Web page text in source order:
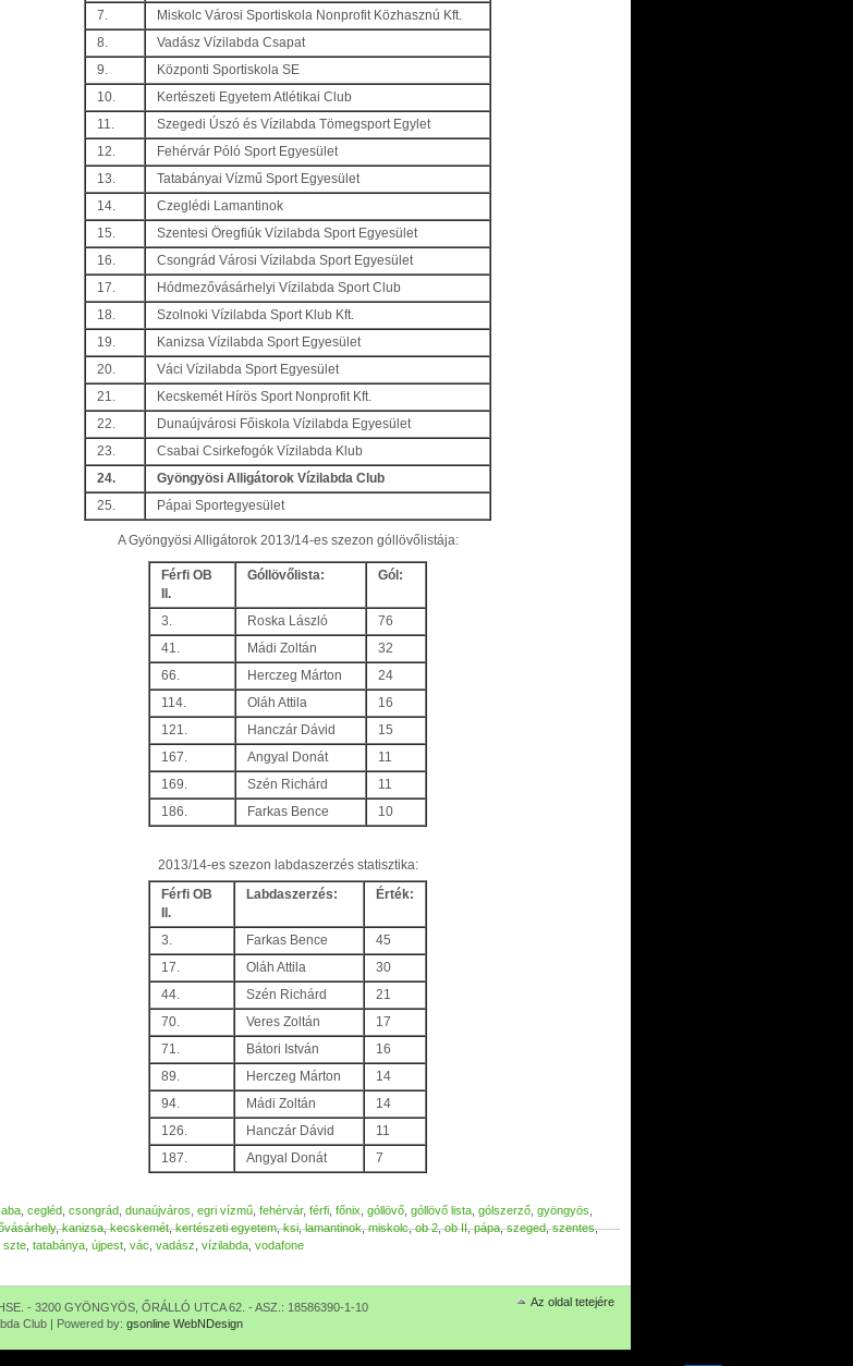
7.
Miskolc Városi Sportiskola Nonprofit Közhasznú Kft.
8.
Vadász Vízilabda Csapat
9.
Központi Sportiskola SE
10.
Kertészeti Egyetem Atlétikai Club
11.
Szegedi Úszó és Vízilabda Tömegsport Egylet
12.
Fehérvár Póló Sport Egyesület
13.
Tatabányai Vízmű Sport Egyesület
14.
Czeglédi Lamantinok
15.
Szentesi Öregfiúk Vízilabda Sport Egyesület
16.
Csongrád Városi Vízilabda Sport Egyesület
17.
Hódmezővásárhelyi Vízilabda Sport Club
18.
Szolnoki Vízilabda Sport Klub Kft.
19.
Kanizsa Vízilabda Sport Egyesület
20.
Váci Vízilabda Sport Egyesület
21.
Kecskemét Hírös Sport Nonprofit Kft.
22.
Dunaújvárosi Főiskola Vízilabda Egyesület
23.
Csabai Csirkefogók Vízilabda Klub
24.
Gyöngyösi Alligátorok Vízilabda Club
25.
Pápai Sportegyesület
A Gyöngyösi Alligátorok 2013/14-es szezon góllövőlistája:
Férfi OB
II.
Góllövőlista: Gól:
3. Roska László
76
41.
Mádi Zoltán
32
66.
Herczeg Márton
24
114.
Oláh Attila
16
121.
Hanczár Dávid
15
167.
Angyal Donát
11
169.
Szén Richárd
11
186.
Farkas Bence 10
2013/14-es szezon labdaszerzés statisztika:
Férfi OB
II.
Labdaszerzés: Érték:
3. Farkas Bence
45
17.
Oláh Attila
30
44.
Szén Richárd
21
70.
Veres Zoltán
17
71.
Bátori István
16
89.
Herczeg Márton
14
94.
Mádi Zoltán
14
126.
Hanczár Dávid
11
187.
Angyal Donát 7
cegléd csongrád dunaújváros egri vízmű fehérvár, férfi főnix góllövő góllövő lista gólszerző gyöngyös
,kanizsa,kecskemét,kertészeti egyetem,ksi,lamantinok,miskolc,ob 2,ob II,pápa,szeged,szentes,
szte tatabánya újpest vác vadász vízilabda vodafone
Az oldal tetejére
- 3200 GYÖNGYÖS, ŐRÁLLÓ UTCA 62. - ASZ.: 18586390-1-10
Club | Powered by: gsonline WebNDesign